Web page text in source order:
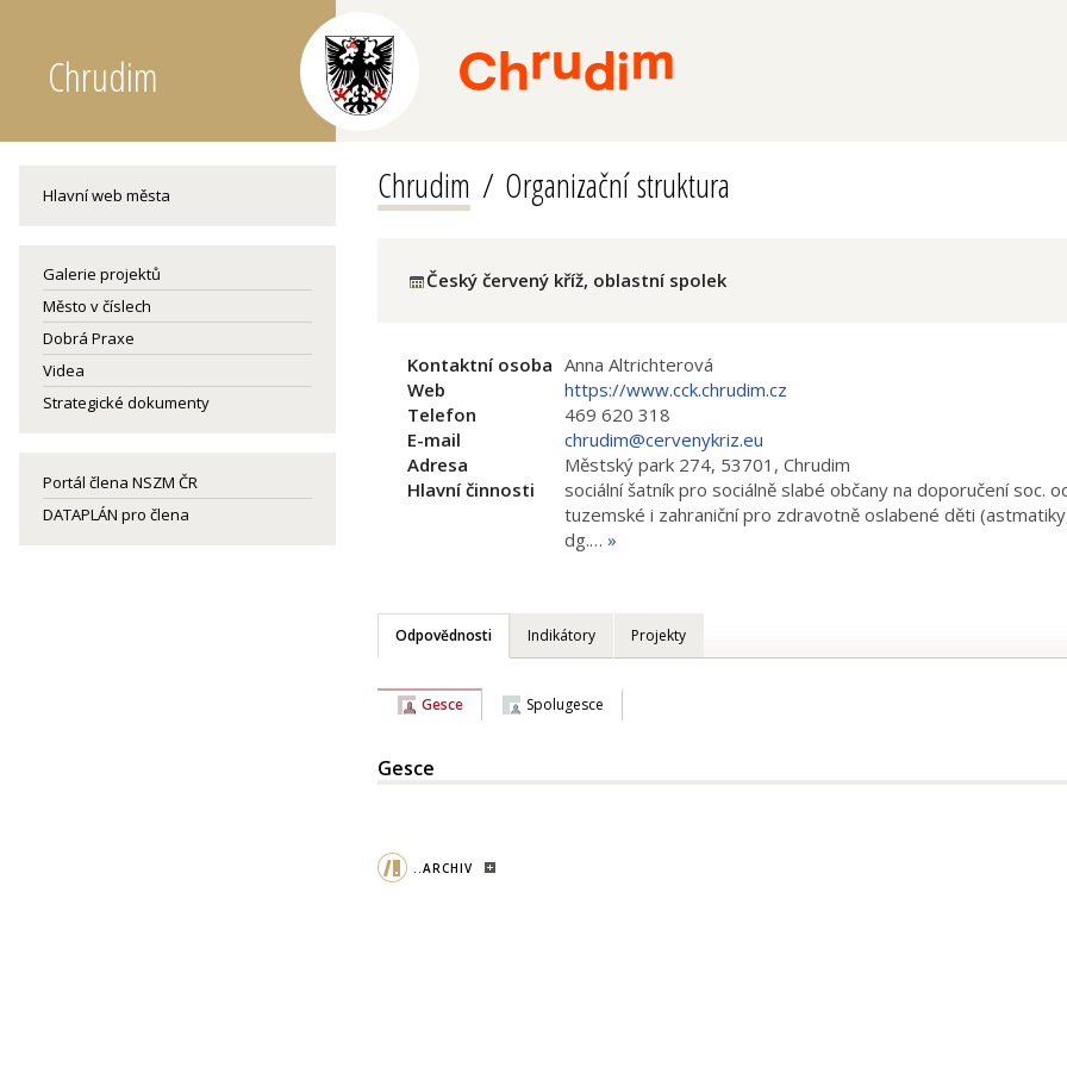
Chrudim
Hlavní web města
Galerie projektů
Město v číslech
Dobrá Praxe
Videa
Strategické dokumenty
Portál člena NSZM ČR
DATAPLÁN pro člena
Chrudim Organizační struktura
Český červený kříž, oblastní spolek
Kontaktní osoba Anna Altrichterová
Web
https://www.cck.chrudim.cz
Telefon
469 620 318
E-mail
chrudim@cervenykriz.eu
Adresa
Městský park 274, 53701, Chrudim
Hlavní činnosti
sociální šatník pro sociálně slabé občany na doporučení
tuzemské i zahraniční pro zdravotně oslabené děti
dg.… »
Odpovědnosti Indikátory Projekty
Gesce Spolugesce
Gesce
..ARCHIV